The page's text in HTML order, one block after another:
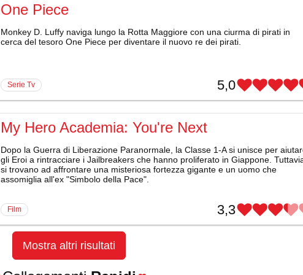
One Piece
Monkey D. Luffy naviga lungo la Rotta Maggiore con una ciurma di pirati in
cerca del tesoro One Piece per diventare il nuovo re dei pirati.
serie Tv 5,0
My Hero Academia: You're Next
Dopo la Guerra di Liberazione Paranormale, la Classe 1-A si unisce per
gli Eroi a rintracciare i Jailbreakers che hanno proliferato in Giappone.
si trovano ad affrontare una misteriosa fortezza gigante e un uomo che
assomiglia all'ex "Simbolo della Pace".
film 3,3
Mostra altri risultati